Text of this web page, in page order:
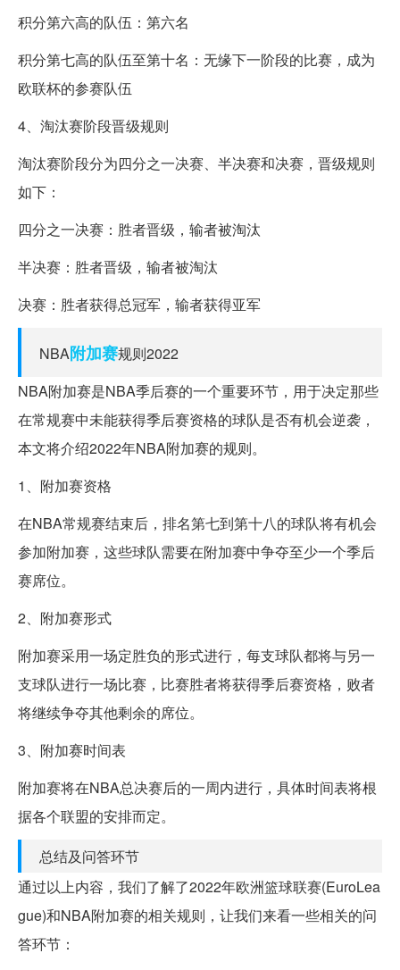
积分第六高的队伍：第六名
积分第七高的队伍至第十名：无缘下一阶段的比赛，成为
欧联杯的参赛队伍
4、淘汰赛阶段晋级规则
淘汰赛阶段分为四分之一决赛、半决赛和决赛，晋级规则
如下：
四分之一决赛：胜者晋级，输者被淘汰
半决赛：胜者晋级，输者被淘汰
决赛：胜者获得总冠军，输者获得亚军
NBA附加赛规则2022
NBA附加赛是NBA季后赛的一个重要环节，用于决定那些
在常规赛中未能获得季后赛资格的球队是否有机会逆袭，
本文将介绍2022年NBA附加赛的规则。
1、附加赛资格
在NBA常规赛结束后，排名第七到第十八的球队将有机会
参加附加赛，这些球队需要在附加赛中争夺至少一个季后
赛席位。
2、附加赛形式
附加赛采用一场定胜负的形式进行，每支球队都将与另一
支球队进行一场比赛，比赛胜者将获得季后赛资格，败者
将继续争夺其他剩余的席位。
3、附加赛时间表
附加赛将在NBA总决赛后的一周内进行，具体时间表将根
据各个联盟的安排而定。
总结及问答环节
通过以上内容，我们了解了2022年欧洲篮球联赛(EuroLea
gue)和NBA附加赛的相关规则，让我们来看一些相关的问
答环节：